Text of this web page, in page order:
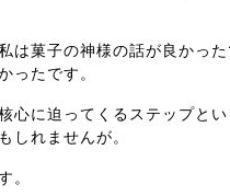
は菓子の神様の話が良かっ
ったです。
心に迫ってくるステップと
しれませんが。
。